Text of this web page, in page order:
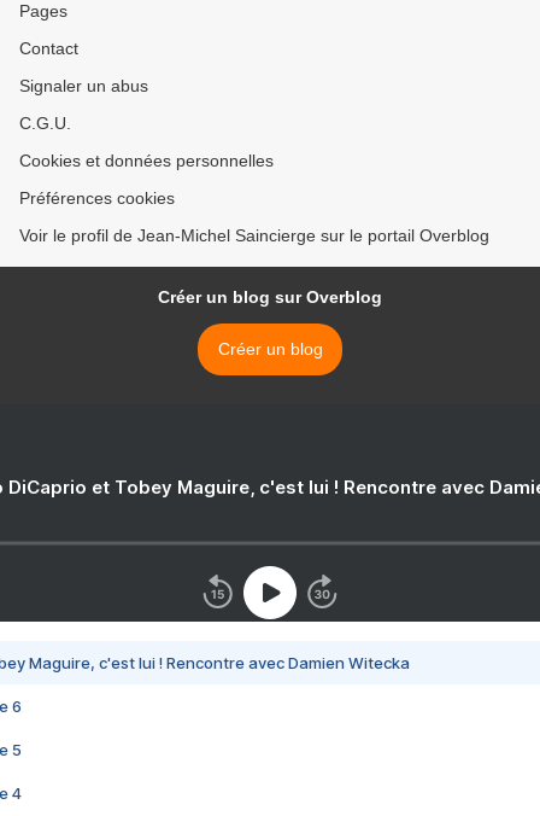
Pages
Contact
Signaler un abus
C.G.U.
Cookies et données personnelles
Préférences cookies
Voir le profil de Jean-Michel Saincierge sur le portail Overblog
Créer un blog sur Overblog
Créer un blog
DiCaprio et Tobey Maguire, c'est lui ! Rencontre avec
Maguire, c'est lui ! Rencontre avec Damien Witecka
6
5
4